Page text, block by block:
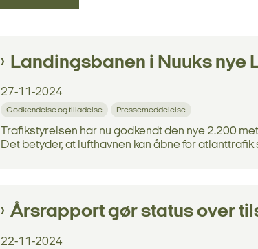
Landingsbanen i Nuuks nye
27-11-2024
Godkendelse og tilladelse Pressemeddelelse
Trafikstyrelsen har nu godkendt den nye 2.200
Det betyder, at lufthavnen kan åbne for atlanttrafik
Årsrapport gør status over
22-11-2024